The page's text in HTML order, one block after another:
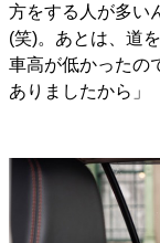
方をする人が多い
(笑)。あとは、道
車高が低かったの
ありましたから」